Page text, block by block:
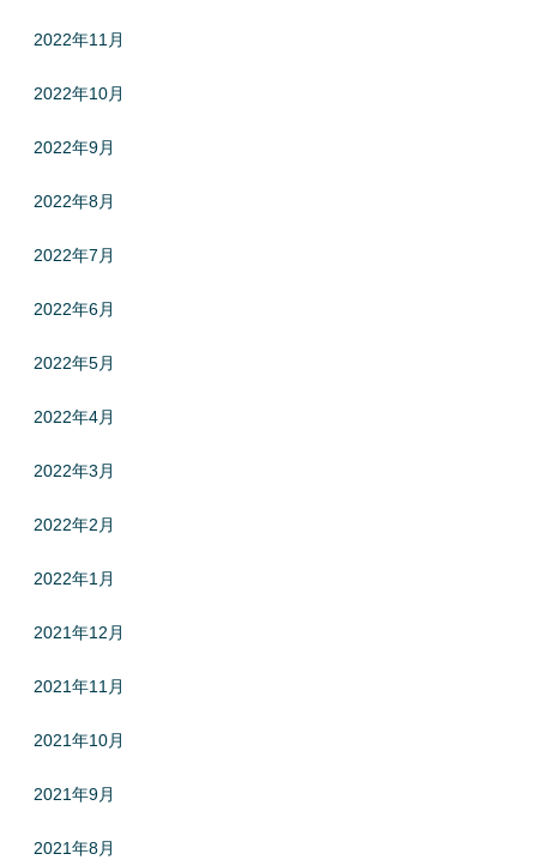
2022年11月
2022年10月
2022年9月
2022年8月
2022年7月
2022年6月
2022年5月
2022年4月
2022年3月
2022年2月
2022年1月
2021年12月
2021年11月
2021年10月
2021年9月
2021年8月